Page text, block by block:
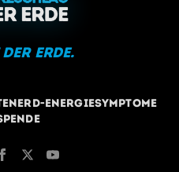
Erde.
Erd-EnergieSymptome